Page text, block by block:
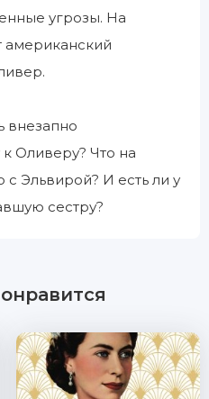
угрозы. На
внезапно
Оливеру? Что на
Эльвирой? И есть ли у
сестру?